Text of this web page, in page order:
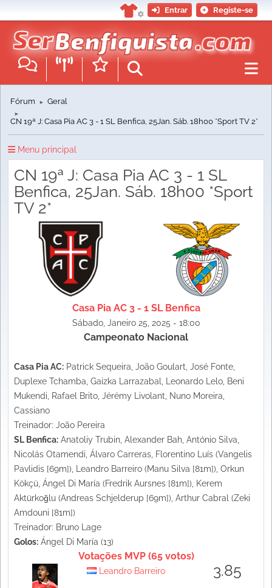
Entrar Registe-se
Fórum ► Geral
►
CN 19ª J: Casa Pia AC 3 - 1 SL Benfica, 25Jan. Sáb. 18h00 *Sport TV 2*
Menu principal
CN 19ª J: Casa Pia AC 3 - 1 SL
Benfica, 25Jan. Sáb. 18h00 *Sport
TV 2*
Casa Pia AC 3 - 1 SL Benfica
Sábado, Janeiro 25, 2025 - 18:00
Campeonato Nacional
Casa Pia AC: Patrick Sequeira, João Goulart, José Fonte,
Duplexe Tchamba, Gaizka Larrazabal, Leonardo Lelo, Beni
Mukendi, Rafael Brito, Jérémy Livolant, Nuno Moreira,
Cassiano
Treinador: João Pereira
SL Benfica: Anatoliy Trubin, Alexander Bah, António Silva,
Nicolás Otamendi, Álvaro Carreras, Florentino Luís (Vangelis
Pavlidis [69m]), Leandro Barreiro (Manu Silva [81m]), Orkun
Kökçü, Ángel Di María (Fredrik Aursnes [81m]), Kerem
Aktürkoğlu (Andreas Schjelderup [69m]), Arthur Cabral (Zeki
Amdouni [81m])
Treinador: Bruno Lage
Golos: Ángel Di María (13)
Votações MVP (65 votos)
Leandro Barreiro 3.85